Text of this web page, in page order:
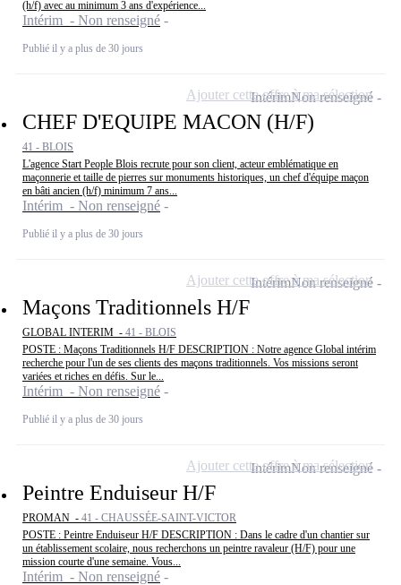
(h/f) avec au minimum 3 ans d'expérience...
Intérim - Non renseigné
Publié il y a plus de 30 jours
CHEF D'EQUIPE MACON (H/F)
41 - BLOIS
L'agence Start People Blois recrute pour son client, acteur emblématique en
maçonnerie et taille de pierres sur monuments historiques, un chef d'équipe maçon
en bâti ancien (h/f) minimum 7 ans...
Intérim - Non renseigné
Publié il y a plus de 30 jours
IntérimNon renseigné
Ajouter cette offre à ma sélection
Maçons Traditionnels H/F
GLOBAL INTERIM - 41 - BLOIS
POSTE : Maçons Traditionnels H/F DESCRIPTION : Notre agence Global intérim
recherche pour l'un de ses clients des maçons traditionnels. Vos missions seront
variées et riches en défis. Sur le...
Intérim - Non renseigné
Publié il y a plus de 30 jours
IntérimNon renseigné
Ajouter cette offre à ma sélection
Peintre Enduiseur H/F
PROMAN - 41 - CHAUSSÉE-SAINT-VICTOR
POSTE : Peintre Enduiseur H/F DESCRIPTION : Dans le cadre d'un chantier sur
un établissement scolaire, nous recherchons un peintre ravaleur (H/F) pour une
mission courte d'une semaine. Vous...
Intérim - Non renseigné
IntérimNon renseigné
Ajouter cette offre à ma sélection